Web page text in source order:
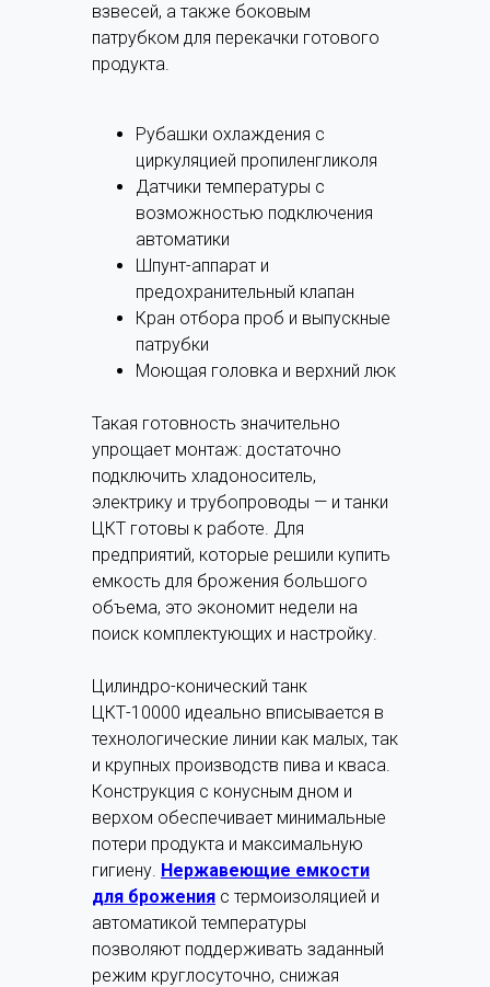
взвесей, а также боковым
патрубком для перекачки готового
продукта.
Рубашки охлаждения с
циркуляцией пропиленгликоля
Датчики температуры с
возможностью подключения
автоматики
Шпунт-аппарат и
предохранительный клапан
Кран отбора проб и выпускные
патрубки
Моющая головка и верхний люк
Такая готовность значительно
упрощает монтаж: достаточно
подключить хладоноситель,
электрику и трубопроводы — и танки
ЦКТ готовы к работе. Для
предприятий, которые решили купить
емкость для брожения большого
объема, это экономит недели на
поиск комплектующих и настройку.
Цилиндро-конический танк
ЦКТ-10000 идеально вписывается в
технологические линии как малых, так
и крупных производств пива и кваса.
Конструкция с конусным дном и
верхом обеспечивает минимальные
потери продукта и максимальную
гигиену. Нержавеющие емкости
для брожения с термоизоляцией и
автоматикой температуры
позволяют поддерживать заданный
режим круглосуточно, снижая